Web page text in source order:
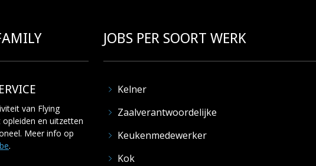
van Flying
opleiden en uitzetten
Meer info op
.
JOBS PER SOORT WERK
Kelner
Zaalverantwoordelijke
Keukenmedewerker
Kok